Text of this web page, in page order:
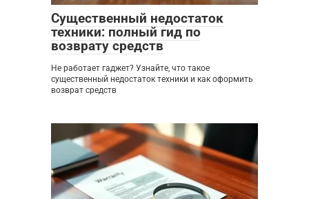
Существенный недостаток
техники: полный гид по
возврату средств
Не работает гаджет? Узнайте, что такое
существенный недостаток техники и как оформить
возврат средств